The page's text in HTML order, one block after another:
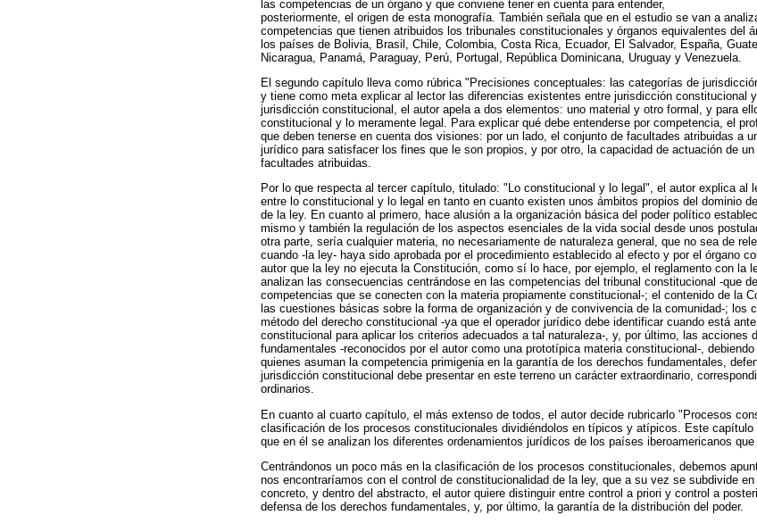
las competencias de un órgano y que conviene tener en cuenta para entender,
posteriormente, el origen de esta monografía. También señala que en el estudio se van a
competencias que tienen atribuidos los tribunales constitucionales y órganos equivalentes del
los países de Bolivia, Brasil, Chile, Colombia, Costa Rica, Ecuador, El Salvador, España,
Nicaragua, Panamá, Paraguay, Perú, Portugal, República Dominicana, Uruguay y Venezuela.
El segundo capítulo lleva como rúbrica "Precisiones conceptuales: las categorías de
y tiene como meta explicar al lector las diferencias existentes entre jurisdicción constitucional
jurisdicción constitucional, el autor apela a dos elementos: uno material y otro formal, y para
constitucional y lo meramente legal. Para explicar qué debe entenderse por competencia, el
que deben tenerse en cuenta dos visiones: por un lado, el conjunto de facultades atribuidas a
jurídico para satisfacer los fines que le son propios, y por otro, la capacidad de actuación de
facultades atribuidas.
Por lo que respecta al tercer capítulo, titulado: "Lo constitucional y lo legal", el autor explica al
entre lo constitucional y lo legal en tanto en cuanto existen unos ámbitos propios del dominio
de la ley. En cuanto al primero, hace alusión a la organización básica del poder político
mismo y también la regulación de los aspectos esenciales de la vida social desde unos
otra parte, sería cualquier materia, no necesariamente de naturaleza general, que no sea de
cuando -la ley- haya sido aprobada por el procedimiento establecido al efecto y por el órgano
autor que la ley no ejecuta la Constitución, como sí lo hace, por ejemplo, el reglamento con la
analizan las consecuencias centrándose en las competencias del tribunal constitucional -que
competencias que se conecten con la materia propiamente constitucional-; el contenido de la
las cuestiones básicas sobre la forma de organización y de convivencia de la comunidad-; los
método del derecho constitucional -ya que el operador jurídico debe identificar cuando está
constitucional para aplicar los criterios adecuados a tal naturaleza-, y, por último, las acciones
fundamentales -reconocidos por el autor como una prototípica materia constitucional-,
quienes asuman la competencia primigenia en la garantía de los derechos fundamentales,
jurisdicción constitucional debe presentar en este terreno un carácter extraordinario,
ordinarios.
En cuanto al cuarto capítulo, el más extenso de todos, el autor decide rubricarlo "Procesos
clasificación de los procesos constitucionales dividiéndolos en típicos y atípicos. Este
que en él se analizan los diferentes ordenamientos jurídicos de los países iberoamericanos
Centrándonos un poco más en la clasificación de los procesos constitucionales, debemos
nos encontraríamos con el control de constitucionalidad de la ley, que a su vez se subdivide
concreto, y dentro del abstracto, el autor quiere distinguir entre control a priori y control a
defensa de los derechos fundamentales, y, por último, la garantía de la distribución del poder.